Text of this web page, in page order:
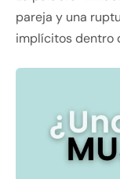
pareja y una
implícitos dentro